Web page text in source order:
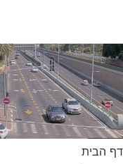
דף הבית